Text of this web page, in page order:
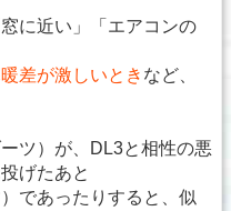
に近い」「エアコンの
差が激しいとき など、
ツ）が、DL3と相性の悪
げたあと
であったりすると、似